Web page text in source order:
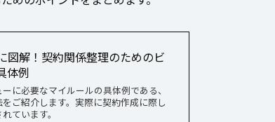
図解！契約関係整理のためのビ
体例
に必要なマイルールの具体例である、
ご紹介します。実際に契約作成に際し
ています。